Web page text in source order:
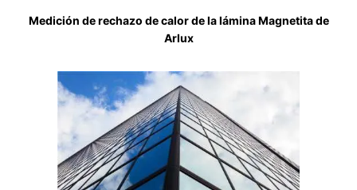
Medición de rechazo de calor de la lámina Magnetita de
Arlux